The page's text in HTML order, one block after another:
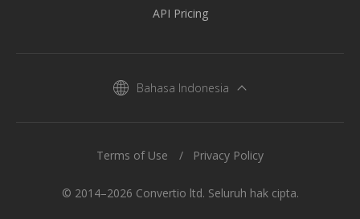
API Pricing
Bahasa Indonesia
© 2014–2026 Convertio ltd. Seluruh hak cipta.
Terms of Use Privacy Policy